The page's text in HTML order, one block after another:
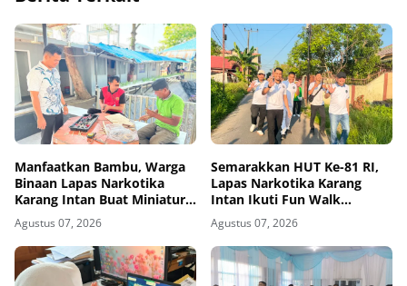
Manfaatkan Bambu, Warga
Binaan Lapas Narkotika
Karang Intan Buat Miniatur
Gantungan Kunci Abjad
Agustus 07, 2026
Semarakkan HUT Ke-81 RI,
Lapas Narkotika Karang
Intan Ikuti Fun Walk
Kemenimipas Kalsel
Agustus 07, 2026